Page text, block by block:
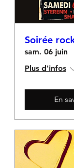
Soirée
sam. 06 juin
Plus d'infos
En